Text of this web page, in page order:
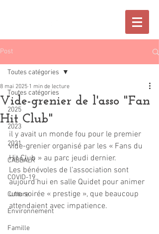
Post
Toutes catégories
2025
2023
2021
CABBALR
COVID-19
Culture
Environnement
Famille
Toutes catégories
Vide-grenier de l'asso "Fan
Hit Club"
8 mai 2025 1 min de lecture
il y avait un monde fou pour le premier
vide-grenier organisé par les « Fans du
Hit Club » au parc jeudi dernier.
Les bénévoles de l’association sont
aujourd’hui en salle Quidet pour animer
une soirée « prestige », que beaucoup
attendaient avec impatience.